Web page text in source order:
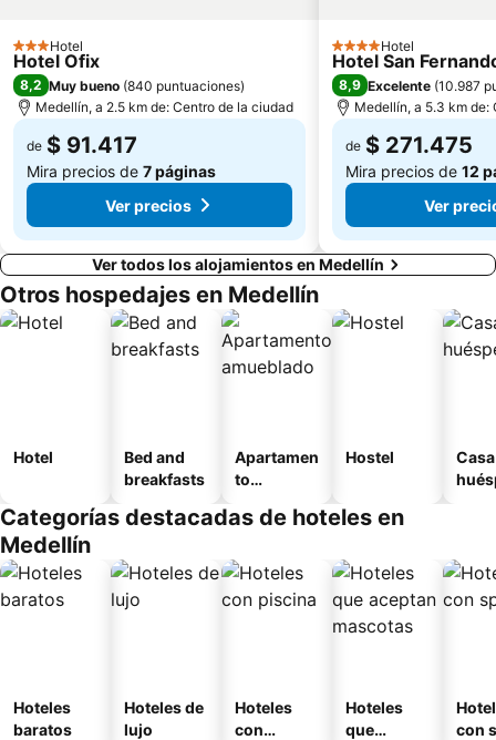
3 Estrellas
Hotel
Hotel Ofix
8,2 Muy bueno (840 puntuaciones)
Medellín, a 2.5 km de: Centro de la ciudad
de $ 91.417
Mira precios de 7 páginas
Ver precios
4 Estrellas
Hotel
Hotel San
8,9 Excelente (10.987
Medellín, a 5.3 km de:
de $ 271.475
Mira precios de 12
Ver
Ver todos los alojamientos en Medellín
Otros hospedajes en Medellín
Hotel
Bed and
breakfasts
Apartamen
to
o
Hostel
Categorías destacadas de hoteles en
Medellín
Hoteles
baratos
Hoteles de
lujo
Hoteles
con
Hoteles
que
con